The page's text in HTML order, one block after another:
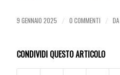
9 GENNAIO 2025 / 0 COMMENTI / DA
CONDIVIDI QUESTO ARTICOLO